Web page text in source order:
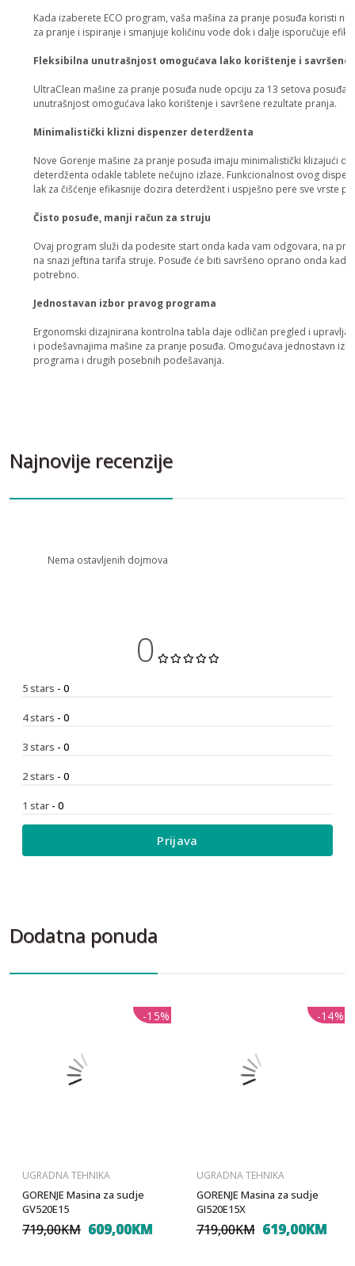
Kada izaberete ECO program, vaša mašina za pranje posuđa koristi
za pranje i ispiranje i smanjuje količinu vode dok i dalje isporučuje
Fleksibilna unutrašnjost omogućava lako korištenje i
UltraClean mašine za pranje posuđa nude opciju za 13 setova posuđa.
unutrašnjost omogućava lako korištenje i savršene rezultate pranja.
Minimalistički klizni dispenzer deterdženta
Nove Gorenje mašine za pranje posuđa imaju minimalistički klizajući
deterdženta odakle tablete nečujno izlaze. Funkcionalnost ovog
lak za čišćenje efikasnije dozira deterdžent i uspješno pere sve vrste
Čisto posuđe, manji račun za struju
Ovaj program služi da podesite start onda kada vam odgovara, na
na snazi jeftina tarifa struje. Posuđe će biti savršeno oprano onda
potrebno.
Jednostavan izbor pravog programa
Ergonomski dizajnirana kontrolna tabla daje odličan pregled i
i podešavnajima mašine za pranje posuđa. Omogućava jednostavn
programa i drugih posebnih podešavanja.
Najnovije recenzije
Nema ostavljenih dojmova
0
5 stars - 0
4 stars - 0
3 stars - 0
2 stars - 0
1 star - 0
Prijava
Dodatna ponuda
-15%
-15%
UGRADNA TEHNIKA
GORENJE Masina za sudje
GV520E15
719,00KM 609,00KM
-14%
-14%
UGRADNA TEHNIKA
GORENJE Masina za sudje
GI520E15X
719,00KM 619,00KM